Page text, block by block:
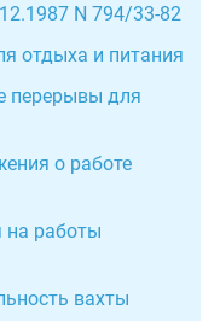
оплачиваемый,
смен;
сменами и
с
рабочими за 2
деятельности.
N 794/33-82
отдыха и питания
перерывы для
о работе
на работы
вахты